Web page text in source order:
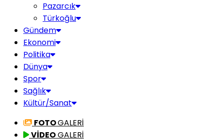
Pazarcık
Türkoğlu
Gündem
Ekonomi
Politika
Dünya
Spor
Sağlık
Kültür/Sanat
FOTOGALERİ
VİDEOGALERİ